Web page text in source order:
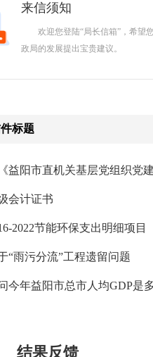
来信须知
欢迎您登陆“局长信箱”，希望
政局的发展提出宝贵建议。
标题
会计证书
2022节能环保支出明细项目
“雨污分流”工程遗留问题
今年益阳市总市人均GDP是
案管理解决方式
结果反馈